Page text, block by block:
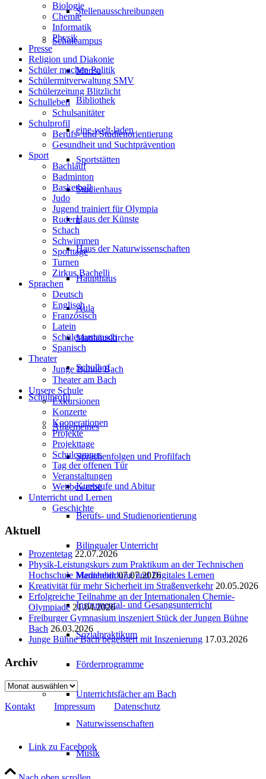
Stellenausschreibungen
Schulcampus
Mensa
Bibliothek
eine-welt-laden
Sportstätten
Studienhaus
Haus der Künste
Haus der Naturwissenschaften
Haupthaus
Aula
Matthäuskirche
Schulhof
Schulprofil
Allgemeines
Sprachenfolgen und Profilfach
Kursstufe und Abitur
Berufs- und Studienorientierung
Bilingualer Unterricht
Medienbildung und Digitales Lernen
Instrumental- und Gesangsunterricht
Sozialpraktikum
Förderprogramme
Unterrichtsfächer am Bach
Naturwissenschaften
Musik
Biologie
Chemie
Informatik
Physik
Presse
Religion und Diakonie
Schüler machen Politik
Schülermitverwaltung SMV
Schülerzeitung Blitzlicht
Schulleben
Schulsanitäter
Schulprofil
Berufs- und Studienorientierung
Gesundheit und Suchtprävention
Sport
Bachlauf
Badminton
Basketball
Judo
Jugend trainiert für Olympia
Rudern
Schach
Schwimmen
Sporttage
Turnen
Zirkus Bachelli
Sprachen
Deutsch
Englisch
Französisch
Latein
Schüleraustausch
Spanisch
Theater
Junge Bühne Bach
Theater am Bach
Unsere Schule
Exkursionen
Konzerte
Kooperationen
Projekte
Projekttage
Schulcampus
Tag der offenen Tür
Veranstaltungen
Wettbewerbe
Unterricht und Lernen
Geschichte
Aktuell
Prozentetag 22.07.2026
Physik-Leistungskurs zum Praktikum an der Technischen
Hochschule Mannheim 07.07.2026
Kreativität für mehr Sicherheit im Straßenverkehr 20.05.2026
Erfolgreiche Teilnahme an der Internationalen Chemie-
Olympiade 21.04.2026
Freiburger Gymnasium inszeniert Stück der Jungen Bühne
Bach 26.03.2026
Junge Bühne Bach begeistert mit Inszenierung 17.03.2026
Archiv
Archiv
Kontakt Impressum Datenschutz
Link zu Facebook